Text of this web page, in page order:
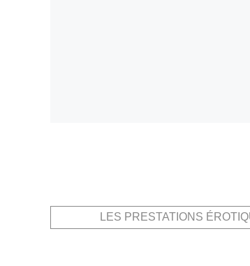
LES PRESTATIONS